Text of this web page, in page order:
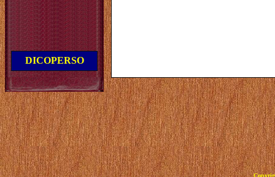
DICOPERSO